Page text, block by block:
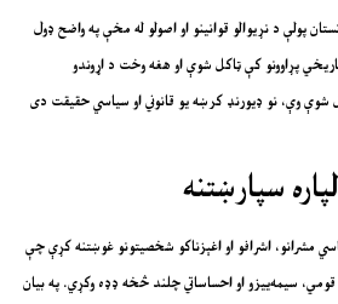
پولې د نړیوالو قوانینو او اصولو له مخې په واضح ډول
پړاوونو کې ټاکل شوې او هغه وخت د اړوندو
وې، نو ډیورنډ کرښه یو قانوني او سیاسي حقیقت دی
سپارښتنه
مشرانو، اشرافو او اغېزناکو شخصیتونو غوښتنه کړې چې
سیمه‌ییزو او احساساتي چلند څخه ډډه وکړي. په بیان